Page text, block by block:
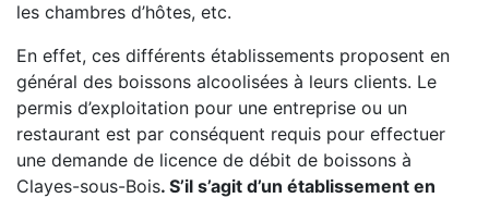
les chambres d’hôtes, etc.
En effet, ces différents établissements proposent en
général des boissons alcoolisées à leurs clients. Le
permis d’exploitation pour une entreprise ou un
restaurant est par conséquent requis pour effectuer
une demande de licence de débit de boissons à
Clayes-sous-Bois. S’il s’agit d’un établissement en